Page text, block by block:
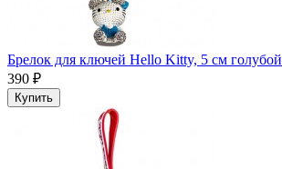
Брелок для ключей Hello Kitty, 5 см голубой
390 ₽
Купить